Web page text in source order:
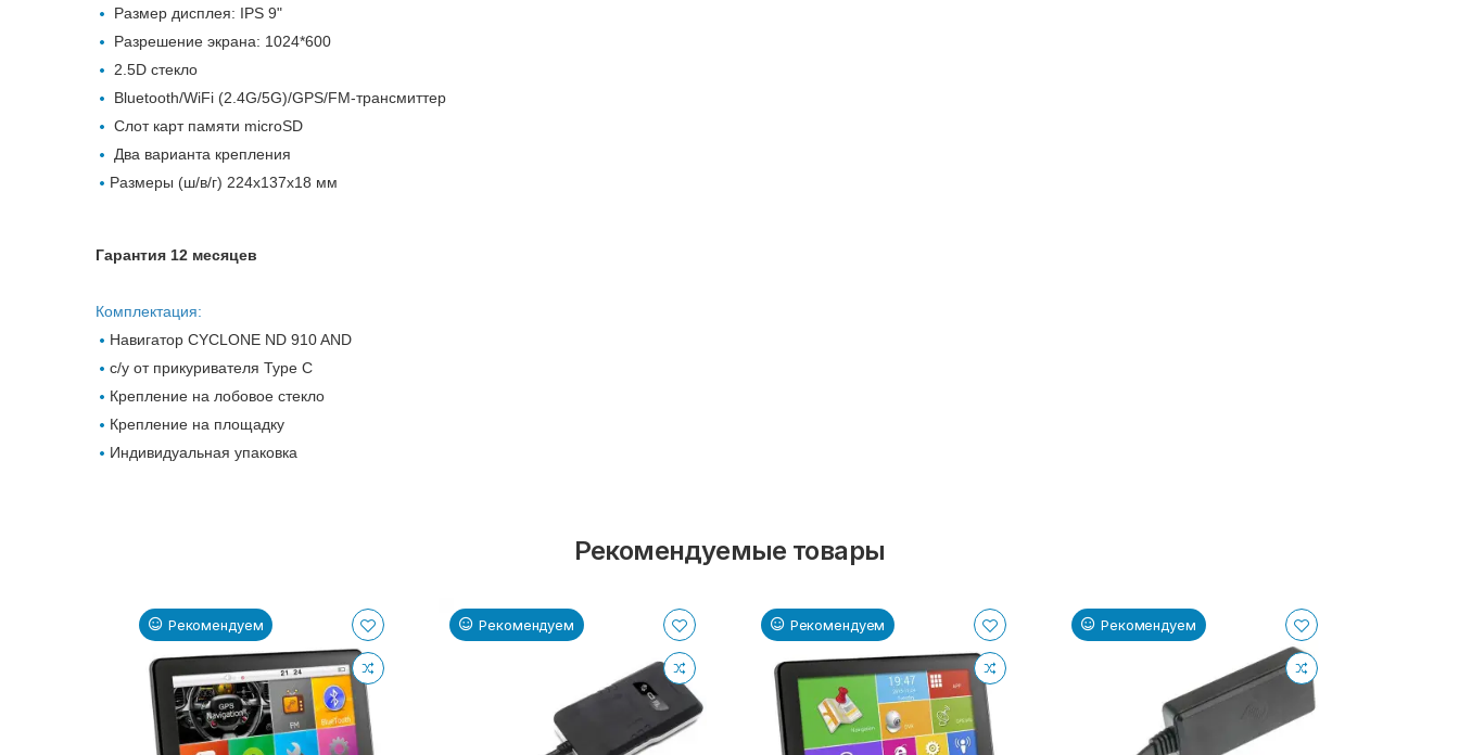
Размер дисплея: IPS 9"
Разрешение экрана: 1024*600
2.5D стекло
Bluetooth/WiFi (2.4G/5G)/GPS/FM-трансмиттер
Слот карт памяти microSD
Два варианта крепления
Размеры (ш/в/г) 224х137х18 мм
Гарантия 12 месяцев
Комплектация:
Навигатор CYCLONE ND 910 AND
с/у от прикуривателя Type C
Крепление на лобовое стекло
Крепление на площадку
Индивидуальная упаковка
Рекомендуемые товары
Рекомендуем Рекомендуем Рекомендуем Рекомендуем